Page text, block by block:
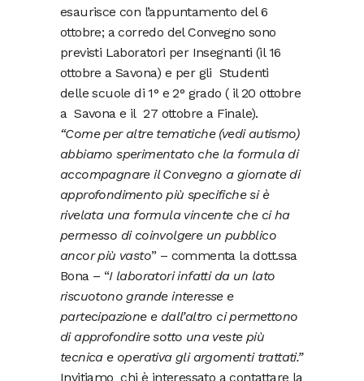
esaurisce con l’appuntamento del 6
ottobre; a corredo del Convegno sono
previsti Laboratori per Insegnanti (il 16
ottobre a Savona) e per gli Studenti
delle scuole di 1° e 2° grado ( il 20 ottobre
a Savona e il 27 ottobre a Finale).
“Come per altre tematiche (vedi autismo)
abbiamo sperimentato che la formula di
accompagnare il Convegno a giornate di
approfondimento più specifiche si è
rivelata una formula vincente che ci ha
permesso di coinvolgere un pubblico
ancor più vasto” – commenta la dott.ssa
Bona – “I laboratori infatti da un lato
riscuotono grande interesse e
partecipazione e dall’altro ci permettono
di approfondire sotto una veste più
tecnica e operativa gli argomenti trattati.”
Invitiamo chi è interessato a contattare la